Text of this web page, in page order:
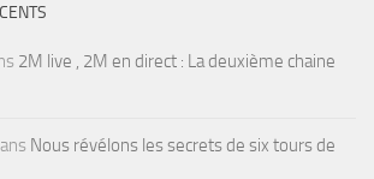
2M live , 2M en direct : La deuxième chaine
Nous révélons les secrets de six tours de